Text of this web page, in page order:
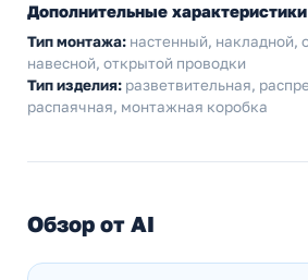
Дополнительные характеристики
Тип монтажа: настенный, накладной,
навесной, открытой проводки
Тип изделия: разветвительная,
распаячная, монтажная коробка
Обзор от AI